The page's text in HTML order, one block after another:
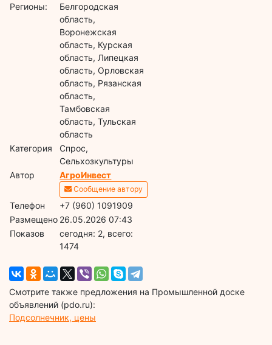
Регионы:
Белгородская
область,
Воронежская
область, Курская
область, Липецкая
область, Орловская
область, Рязанская
область,
Тамбовская
область, Тульская
область
Категория
Спрос,
Сельхозкультуры
Автор
АгроИнвест
Сообщение автору
Телефон
+7 (960) 1091909
Размещено 26.05.2026 07:43
Показов
cегодня: 2, всего:
1474
Смотрите также предложения на Промышленной доске
объявлений (pdo.ru):
Подсолнечник, цены